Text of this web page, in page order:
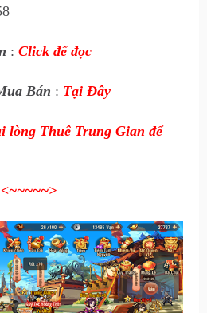
: Click để đọc
Bán : Tại Đây
lòng Thuê Trung Gian để
<~~~~~>